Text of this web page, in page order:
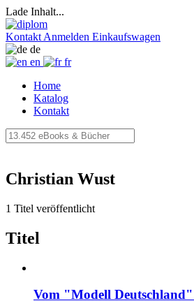
Lade Inhalt...
Kontakt Anmelden Einkaufswagen
de
en
fr
Home
Katalog
Kontakt
Christian Wust
1 Titel veröffentlicht
Titel
Vom "Modell